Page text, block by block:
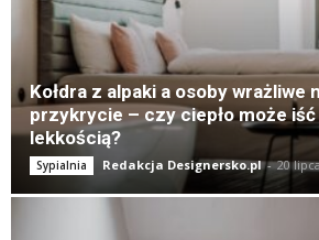
Kołdra z alpaki a osoby wrażliwe
przykrycie – czy ciepło może
lekkością?
Sypialnia Redakcja Designersko.pl - 20